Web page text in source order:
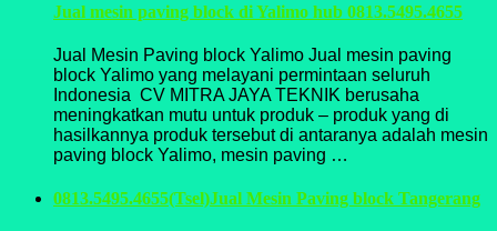
Jual mesin paving block di Yalimo hub 0813.5495.4655
Jual Mesin Paving block Yalimo Jual mesin paving
block Yalimo yang melayani permintaan seluruh
Indonesia CV MITRA JAYA TEKNIK berusaha
meningkatkan mutu untuk produk – produk yang di
hasilkannya produk tersebut di antaranya adalah mesin
paving block Yalimo, mesin paving …
0813.5495.4655(Tsel)Jual Mesin Paving block Tangerang